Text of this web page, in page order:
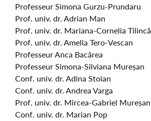
Professeur Simona Gurzu-Prundaru
Prof. univ. dr. Adrian Man
Prof. univ. dr. Mariana-Cornelia Tilincă
Prof. univ. dr. Amelia Tero-Vescan
Professeur Anca Bacârea
Professeur Simona-Silviana Mureșan
Conf. univ. dr. Adina Stoian
Conf. univ. dr. Andrea Varga
Prof. univ. dr. Mircea-Gabriel Mureșan
Conf. univ. dr. Marian Pop